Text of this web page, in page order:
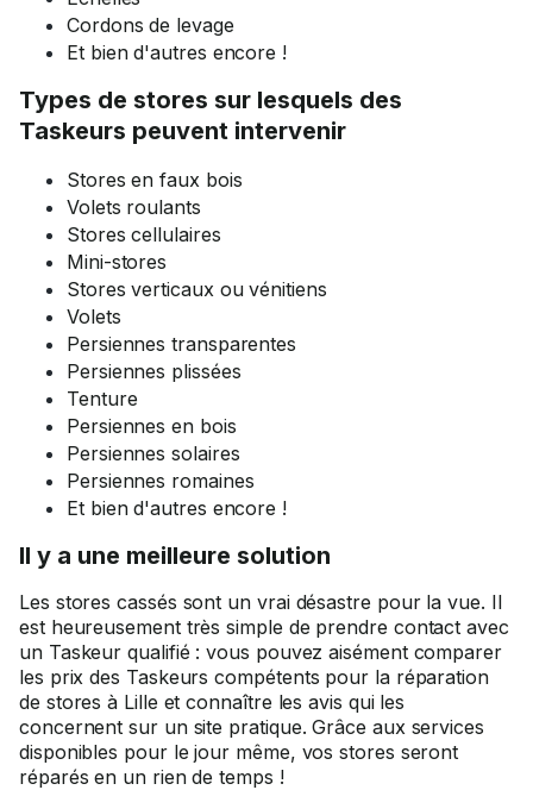
Cordons de levage
Et bien d'autres encore !
Types de stores sur lesquels des
Taskeurs peuvent intervenir
Stores en faux bois
Volets roulants
Stores cellulaires
Mini-stores
Stores verticaux ou vénitiens
Volets
Persiennes transparentes
Persiennes plissées
Tenture
Persiennes en bois
Persiennes solaires
Persiennes romaines
Et bien d'autres encore !
Il y a une meilleure solution
Les stores cassés sont un vrai désastre pour la vue. Il
est heureusement très simple de prendre contact avec
un Taskeur qualifié : vous pouvez aisément comparer
les prix des Taskeurs compétents pour la réparation
de stores à Lille et connaître les avis qui les
concernent sur un site pratique. Grâce aux services
disponibles pour le jour même, vos stores seront
réparés en un rien de temps !